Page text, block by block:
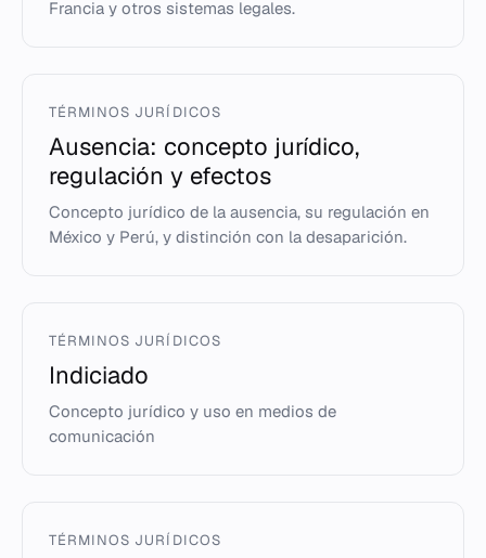
Francia y otros sistemas legales.
TÉRMINOS JURÍDICOS
Ausencia: concepto jurídico,
regulación y efectos
Concepto jurídico de la ausencia, su regulación en
México y Perú, y distinción con la desaparición.
TÉRMINOS JURÍDICOS
Indiciado
Concepto jurídico y uso en medios de
comunicación
TÉRMINOS JURÍDICOS